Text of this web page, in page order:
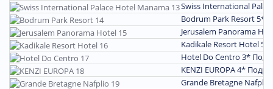
Swiss International
Bodrum Park Resort 5*
Jerusalem Panorama
Kadikale Resort Hotel 5*
Hotel Do Centro 3*
KENZI EUROPA 4*
Grande Bretagne